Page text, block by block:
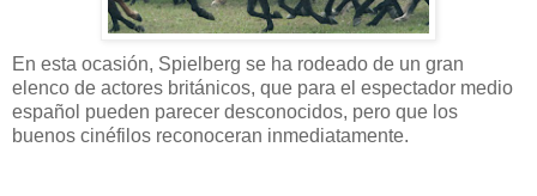
En esta ocasión, Spielberg se ha rodeado de un gran
elenco de actores británicos, que para el espectador medio
español pueden parecer desconocidos, pero que los
buenos cinéfilos reconoceran inmediatamente.